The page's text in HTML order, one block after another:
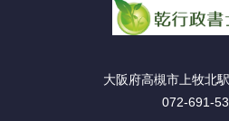
大阪府高槻市上牧北
072-691-